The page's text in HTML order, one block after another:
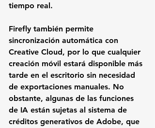
tiempo real.
Firefly también permite
sincronización automática con
Creative Cloud, por lo que cualquier
creación móvil estará disponible más
tarde en el escritorio sin necesidad
de exportaciones manuales. No
obstante, algunas de las funciones
de IA están sujetas al sistema de
créditos generativos de Adobe, que